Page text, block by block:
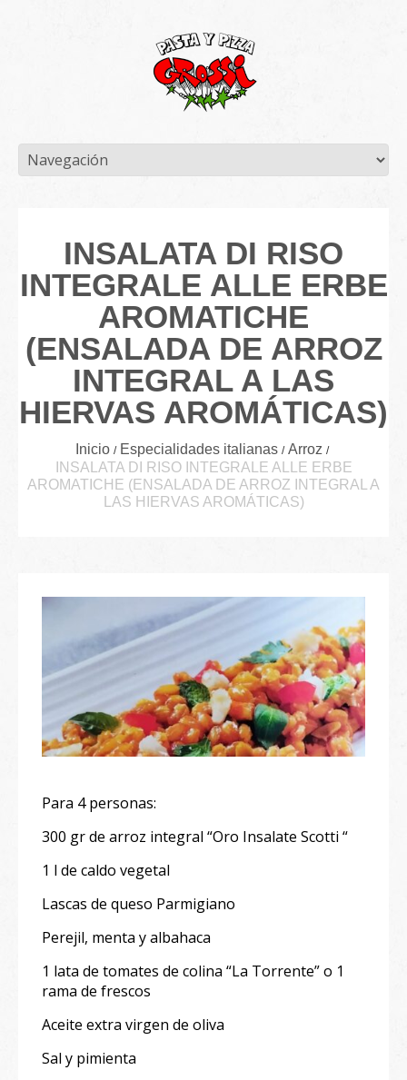
INSALATA DI RISO
INTEGRALE ALLE ERBE
AROMATICHE
(ENSALADA DE ARROZ
INTEGRAL A LAS
HIERVAS AROMÁTICAS)
Inicio Especialidades italianas
Arroz
INSALATA DI RISO INTEGRALE ALLE ERBE
AROMATICHE (ENSALADA DE ARROZ INTEGRAL A
LAS HIERVAS AROMÁTICAS)
Para 4 personas:
300 gr de arroz integral “Oro Insalate Scotti “
1 l de caldo vegetal
Lascas de queso Parmigiano
Perejil, menta y albahaca
1 lata de tomates de colina “La Torrente” o 1
rama de frescos
Aceite extra virgen de oliva
Sal y pimienta